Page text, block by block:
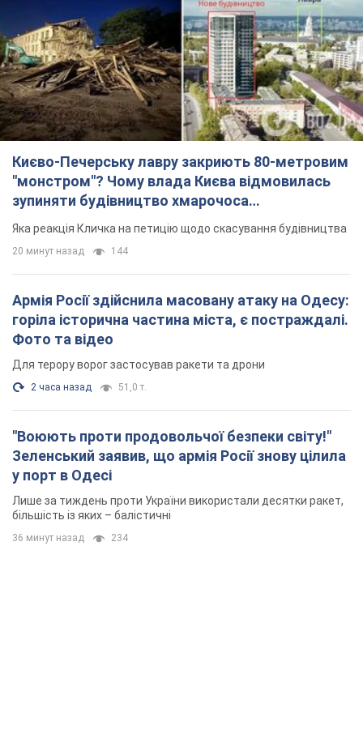
Києво-Печерську лавру закриють 80-метровим
"монстром"? Чому влада Києва відмовилась
зупиняти будівництво хмарочоса
"московського вірянина"
Яка реакція Кличка на петицію щодо скасування будівництва
20 минут назад 144
Армія Росії здійснила масовану атаку на Одесу:
горіла історична частина міста, є постраждалі.
Фото та відео
Для терору ворог застосував ракети та дрони
2 часа назад 51,0 т.
"Воюють проти продовольчої безпеки світу!"
Зеленський заявив, що армія Росії знову цілила
у порт в Одесі
Лише за тиждень проти України використали десятки ракет,
більшість із яких – балістичні
36 минут назад 234